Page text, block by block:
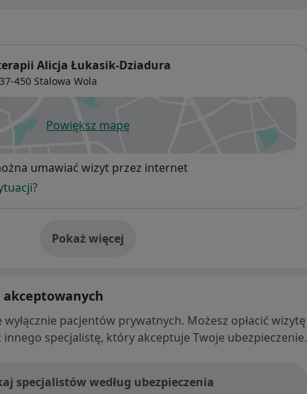
Alicja Łukasik-Dziadura
450 Stalowa Wola
Powiększ mapęotwiera się w nowej karcie
umawiać wizyt przez internet
Pokaż więcej
o adresie
akceptowanych
pacjentów prywatnych. Możesz opłacić wizytę
specjalistę, który akceptuje Twoje ubezpieczenie.
specjalistów według ubezpieczenia